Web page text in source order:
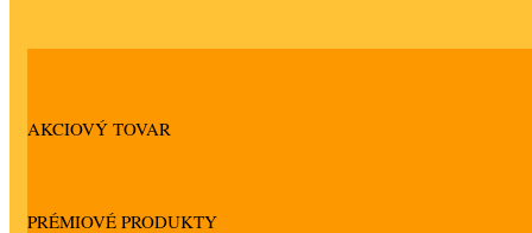
AKCIOVÝ TOVAR
PRÉMIOVÉ PRODUKTY